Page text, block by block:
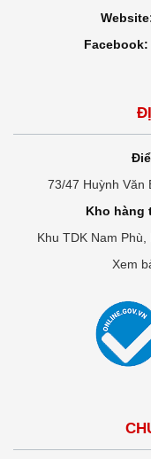
Facebook:
73/47 Huỳnh Văn
Kho hàng
Khu TDK Nam
Xem